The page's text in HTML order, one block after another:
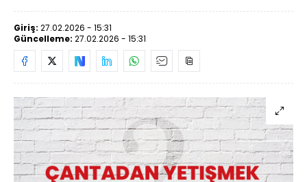
Giriş: 27.02.2026 - 15:31
Güncelleme: 27.02.2026 - 15:31